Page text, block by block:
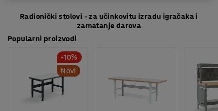
Radionički stolovi - za učinkovitu izradu igračaka i
zamatanje darova
Popularni proizvodi
-10%
Novi